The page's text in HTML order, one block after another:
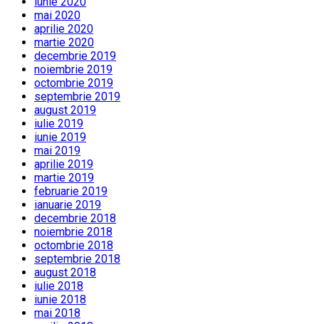
mai 2020
aprilie 2020
martie 2020
decembrie 2019
noiembrie 2019
octombrie 2019
septembrie 2019
august 2019
iulie 2019
iunie 2019
mai 2019
aprilie 2019
martie 2019
februarie 2019
ianuarie 2019
decembrie 2018
noiembrie 2018
octombrie 2018
septembrie 2018
august 2018
iulie 2018
iunie 2018
mai 2018